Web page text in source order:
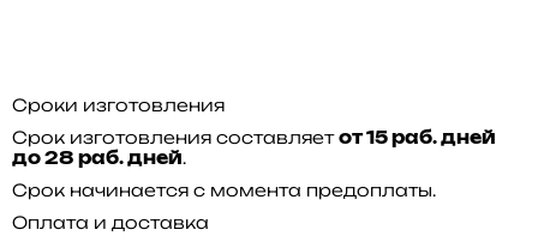
Сроки изготовления
Срок изготовления составляет от 15 раб. дней
до 28 раб. дней.
Срок начинается с момента предоплаты.
Оплата и доставка